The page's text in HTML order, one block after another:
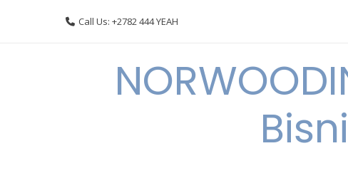
Call Us: +2782 444 YEAH